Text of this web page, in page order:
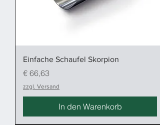
Einfache Schaufel Skorpion
Preis
€ 66,63
zzgl. Versand
In den Warenkorb